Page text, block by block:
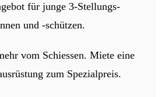
für junge 3-Stellungs-
und -schützen.
vom Schiessen. Miete eine
zum Spezialpreis.